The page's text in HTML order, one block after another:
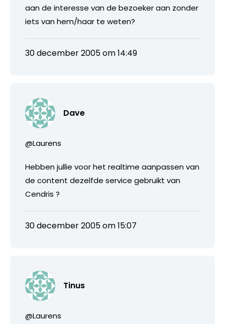
aan de interesse van de bezoeker aan zonder
iets van hem/haar te weten?
30 december 2005 om 14:49
Dave
@Laurens
Hebben jullie voor het realtime aanpassen van
de content dezelfde service gebruikt van
Cendris ?
30 december 2005 om 15:07
Tinus
@Laurens